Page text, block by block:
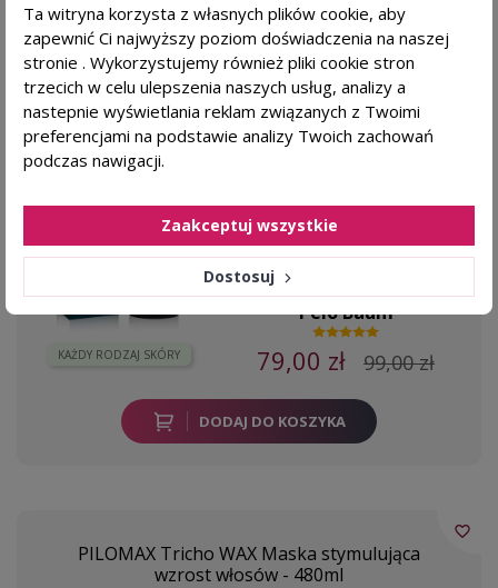
PELO BAUM Rewitalizująca odżywka
wzmacniająca włosy - 110ml
KAŻDY RODZAJ SKÓRY
osłabione włosy
Pelo Baum
79,00 zł 99,00 zł
DODAJ DO KOSZYKA
PILOMAX Tricho WAX Maska stymulująca
wzrost włosów - 480ml
favorite_border
Ta witryna korzysta z własnych plików cookie, aby
zapewnić Ci najwyższy poziom doświadczenia na naszej
stronie . Wykorzystujemy również pliki cookie stron
trzecich w celu ulepszenia naszych usług, analizy a
nastepnie wyświetlania reklam związanych z Twoimi
preferencjami na podstawie analizy Twoich zachowań
podczas nawigacji.
Dostosuj
Zaakceptuj wszystkie